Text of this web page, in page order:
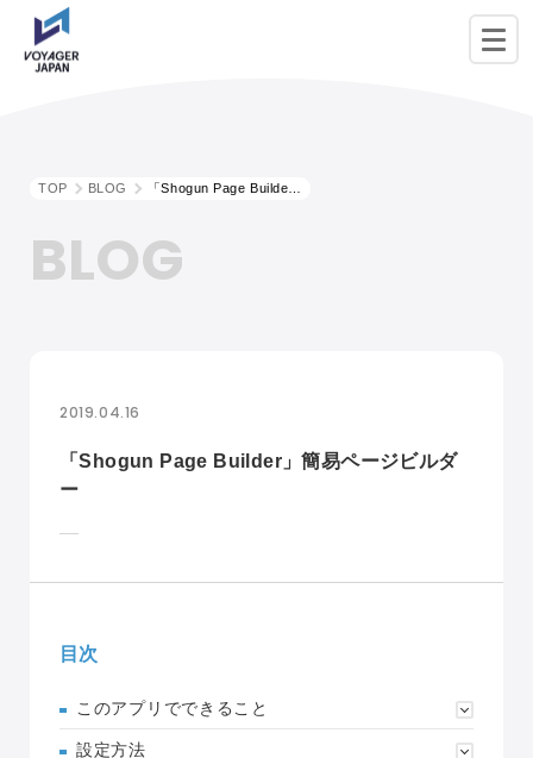
BLOG
TOP BLOG
2019.04.16
「Shogun Page Builder」簡易ページビルダ
ー
目次
このアプリでできること
設定方法